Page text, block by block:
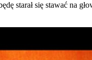
starał się stawać na